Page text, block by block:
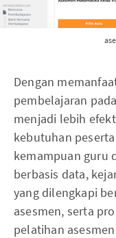
Dengan
pembelajaran
menjadi lebih
kebutuhan
kemampuan guru
berbasis data,
yang dilengkapi
asesmen, serta
pelatihan